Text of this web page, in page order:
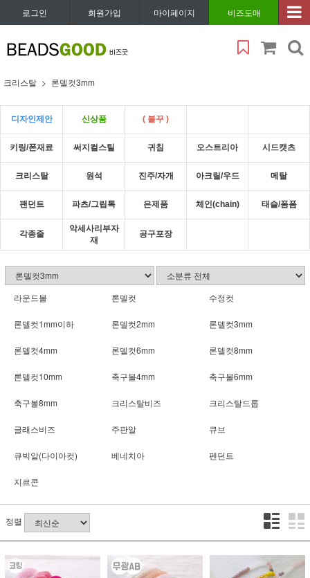
로그인 회원가입 마이페이지 비즈도매
크리스탈 론델컷3mm
디자인제안 신상품 ( 볼꾸 )
키링/폰재료 써지컬스틸 귀침 오스트리아 시드캣츠
크리스탈 원석 진주/자개 아크릴/우드 메탈
팬던트 파츠/그립톡 은제품 체인(chain) 태슬/폼폼
각종줄
악세사리부자
재
공구포장
라운드볼 론델컷 수정컷
론델컷1mm이하 론델컷2mm 론델컷3mm
론델컷4mm 론델컷6mm 론델컷8mm
론델컷10mm 축구볼4mm 축구볼6mm
축구볼8mm 크리스탈비즈 크리스탈드롭
글래스비즈 주판알 큐브
큐빅알(다이아컷) 베네치아 펜던트
지르콘
정렬